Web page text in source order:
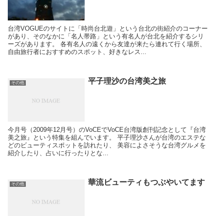
台湾VOGUEのサイトに「時尚台北遊」という台北の街紹介のコーナー
があり、そのなかに「名人帯路」という有名人が台北を紹介するシリ
ーズがあります。 各有名人の遠くから友達が来たら連れて行く場所、
自由旅行者におすすめのスポット、好きなレス...
その他 平子理沙の台湾美之旅
今月号（2009年12月号）のVoCEでVoCE台湾版創刊記念として『台湾
美之旅』という特集を組んでいます。 平子理沙さんが台湾のエステな
どのビューティスポットを訪れたり、 美容によさそうな台湾グルメを
紹介したり、占いに行ったりとな...
その他 華流ビューティもつぶやいてます